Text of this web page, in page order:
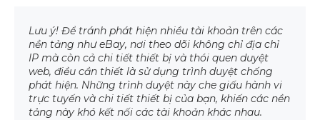
Lưu ý! Để tránh phát hiện nhiều tài khoản trên các
nền tảng như eBay, nơi theo dõi không chỉ địa chỉ
IP mà còn cả chi tiết thiết bị và thói quen duyệt
web, điều cần thiết là sử dụng trình duyệt chống
phát hiện. Những trình duyệt này che giấu hành vi
trực tuyến và chi tiết thiết bị của bạn, khiến các nền
tảng này khó kết nối các tài khoản khác nhau.